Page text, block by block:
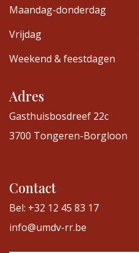
Maandag-donderdag
Vrijdag
Weekend & feestdagen
Adres
Gasthuisbosdreef 22c
3700 Tongeren-Borgloon
Contact
Bel: +32 12 45 83 17
info@umdv-rr.be